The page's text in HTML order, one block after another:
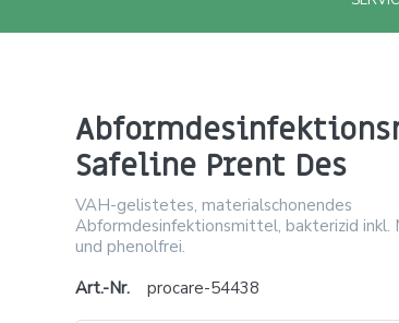
Safeline Prent Des
VAH-gelistetes, materialschonendes
Abformdesinfektionsmittel, bakterizid inkl.
und phenolfrei.
Art.-Nr.
procare-54438